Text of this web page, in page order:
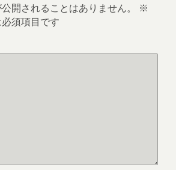
開されることはありません。
※
須項目です